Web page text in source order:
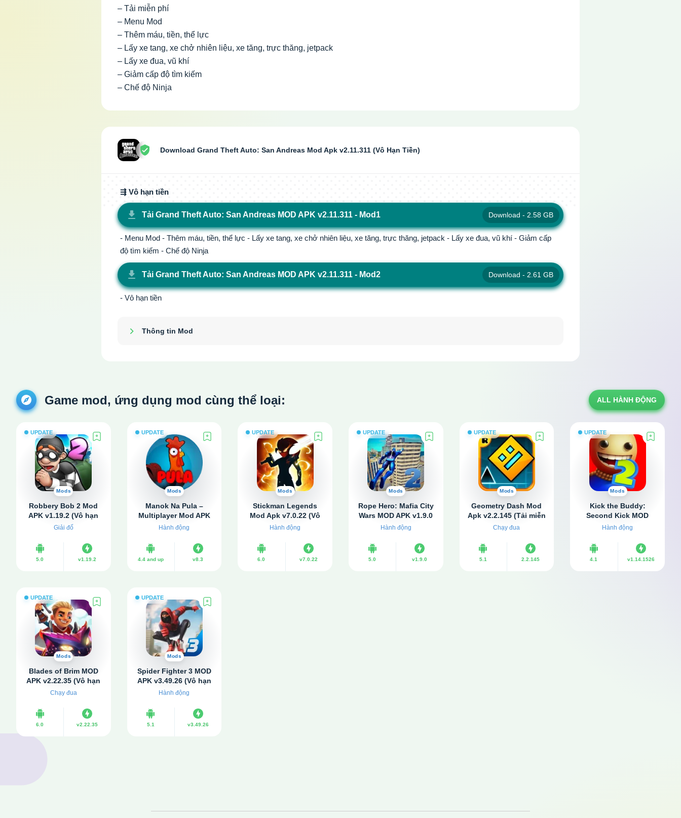
– Tải miễn phí
– Menu Mod
– Thêm máu, tiền, thể lực
– Lấy xe tang, xe chở nhiên liệu, xe tăng, trực thăng, jetpack
– Lấy xe đua, vũ khí
– Giảm cấp độ tìm kiếm
– Chế độ Ninja
Download Grand Theft Auto: San Andreas Mod Apk v2.11.311 (Vô Hạn Tiền)
⇶ Vô hạn tiền
Tải Grand Theft Auto: San Andreas MOD APK v2.11.311 - Mod1 Download - 2.58 GB
- Menu Mod - Thêm máu, tiền, thể lực - Lấy xe tang, xe chở nhiên liệu, xe tăng, trực thăng, jetpack - Lấy xe đua, vũ khí - Giảm cấp
độ tìm kiếm - Chế độ Ninja
Tải Grand Theft Auto: San Andreas MOD APK v2.11.311 - Mod2 Download - 2.61 GB
- Vô hạn tiền
Thông tin Mod
Game mod, ứng dụng mod cùng thể loại: ALL HÀNH ĐỘNG
UPDATE
Mods
Robbery Bob 2 Mod
APK v1.19.2 (Vô hạn
tiền, Không quảng
Giải đố
5.0 v1.19.2
UPDATE
Mods
Manok Na Pula –
Multiplayer Mod APK
v8.3 (Vô hạn tiền, mắt)
Hành động
4.4 and up v8.3
UPDATE
Mods
Stickman Legends
Mod Apk v7.0.22 (Vô
hạn tiền, Bất tử)
Hành động
6.0 v7.0.22
UPDATE
Mods
Rope Hero: Mafia City
Wars MOD APK v1.9.0
(Vô hạn tiền)
Hành động
5.0 v1.9.0
UPDATE
Mods
Geometry Dash Mod
Apk v2.2.145 (Tải miễn
phí, Vô hạn tiền)
Chạy đua
5.1 2.2.145
UPDATE
Mods
Kick the Buddy:
Second Kick MOD
APK v1.14.1526 (Vô
quảng cáo)
Hành động
4.1 v1.14.1526
UPDATE
Mods
Blades of Brim MOD
APK v2.22.35 (Vô hạn
tiền, tinh chất)
Chạy đua
6.0 v2.22.35
UPDATE
Mods
Spider Fighter 3 MOD
APK v3.49.26 (Vô hạn
tiền)
Hành động
5.1 v3.49.26